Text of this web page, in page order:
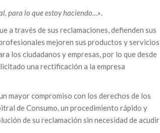
para lo que estoy haciendo…».
a través de sus reclamaciones, defienden sus
mejoren sus productos y servicios
los ciudadanos y empresas, por lo que desde
una rectificación a la empresa
mayor compromiso con los derechos de los
de Consumo, un procedimiento rápido y
de su reclamación sin necesidad de acudir